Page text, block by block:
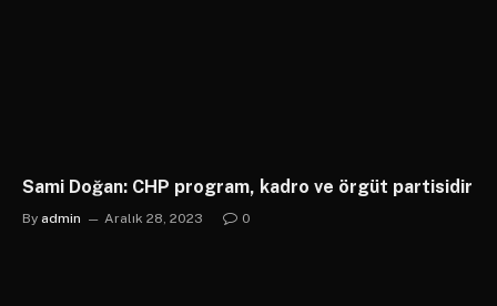
Sami Doğan: CHP program, kadro ve örgüt partisidir
By admin Aralık 28, 2023 0